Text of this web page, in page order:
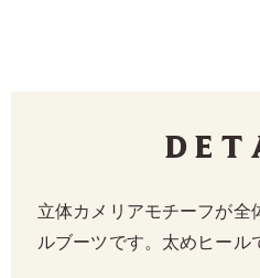
立体カメリアモチーフが全
ルブーツです。太めヒール